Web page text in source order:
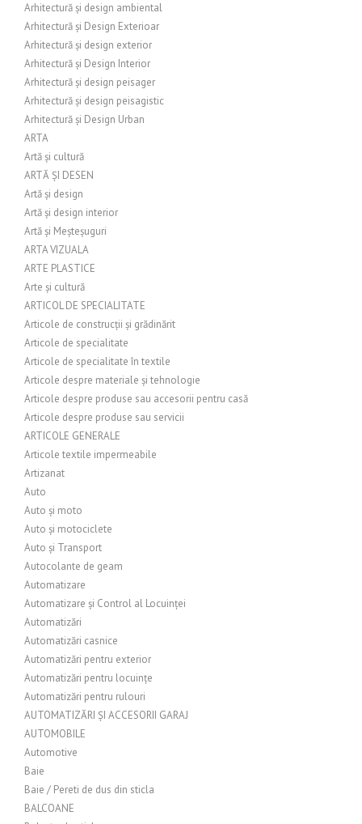
Arhitectură și design ambiental
Arhitectură și Design Exterioar
Arhitectură și design exterior
Arhitectură și Design Interior
Arhitectură și design peisager
Arhitectură și design peisagistic
Arhitectură și Design Urban
ARTA
Artă și cultură
ARTĂ ȘI DESEN
Artă și design
Artă și design interior
Artă și Meșteșuguri
ARTA VIZUALA
ARTE PLASTICE
Arte și cultură
ARTICOL DE SPECIALITATE
Articole de construcții și grădinărit
Articole de specialitate
Articole de specialitate în textile
Articole despre materiale și tehnologie
Articole despre produse sau accesorii pentru casă
Articole despre produse sau servicii
ARTICOLE GENERALE
Articole textile impermeabile
Artizanat
Auto
Auto și moto
Auto și motociclete
Auto și Transport
Autocolante de geam
Automatizare
Automatizare și Control al Locuinței
Automatizări
Automatizări casnice
Automatizări pentru exterior
Automatizări pentru locuințe
Automatizări pentru rulouri
AUTOMATIZĂRI ȘI ACCESORII GARAJ
AUTOMOBILE
Automotive
Baie
Baie / Pereti de dus din sticla
BALCOANE